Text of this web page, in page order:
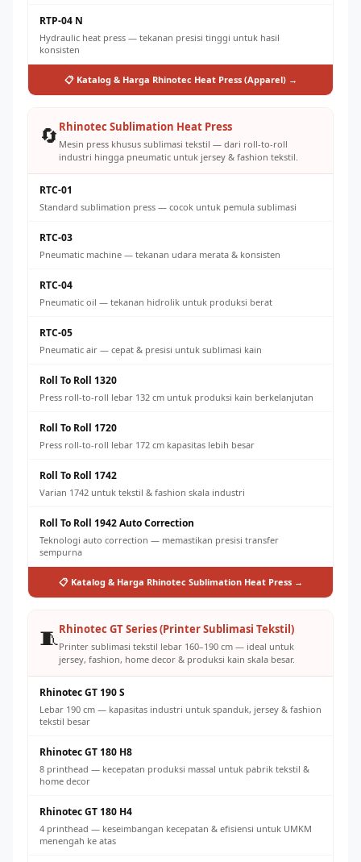
RTP-04 N
Hydraulic heat press — tekanan presisi tinggi untuk hasil
konsisten
📋 Katalog & Harga Rhinotec Heat Press (Apparel) →
🔄 Rhinotec Sublimation Heat Press
Mesin press khusus sublimasi tekstil — dari roll-to-roll
industri hingga pneumatic untuk jersey & fashion tekstil.
RTC-01
Standard sublimation press — cocok untuk pemula sublimasi
RTC-03
Pneumatic machine — tekanan udara merata & konsisten
RTC-04
Pneumatic oil — tekanan hidrolik untuk produksi berat
RTC-05
Pneumatic air — cepat & presisi untuk sublimasi kain
Roll To Roll 1320
Press roll-to-roll lebar 132 cm untuk produksi kain berkelanjutan
Roll To Roll 1720
Press roll-to-roll lebar 172 cm kapasitas lebih besar
Roll To Roll 1742
Varian 1742 untuk tekstil & fashion skala industri
Roll To Roll 1942 Auto Correction
Teknologi auto correction — memastikan presisi transfer
sempurna
📋 Katalog & Harga Rhinotec Sublimation Heat Press →
🧵Rhinotec GT Series (Printer Sublimasi Tekstil)
Printer sublimasi tekstil lebar 160–190 cm — ideal untuk
jersey, fashion, home decor & produksi kain skala besar.
Rhinotec GT 190 S
Lebar 190 cm — kapasitas industri untuk spanduk, jersey & fashion
tekstil besar
Rhinotec GT 180 H8
8 printhead — kecepatan produksi massal untuk pabrik tekstil &
home decor
Rhinotec GT 180 H4
4 printhead — keseimbangan kecepatan & efisiensi untuk UMKM
menengah ke atas